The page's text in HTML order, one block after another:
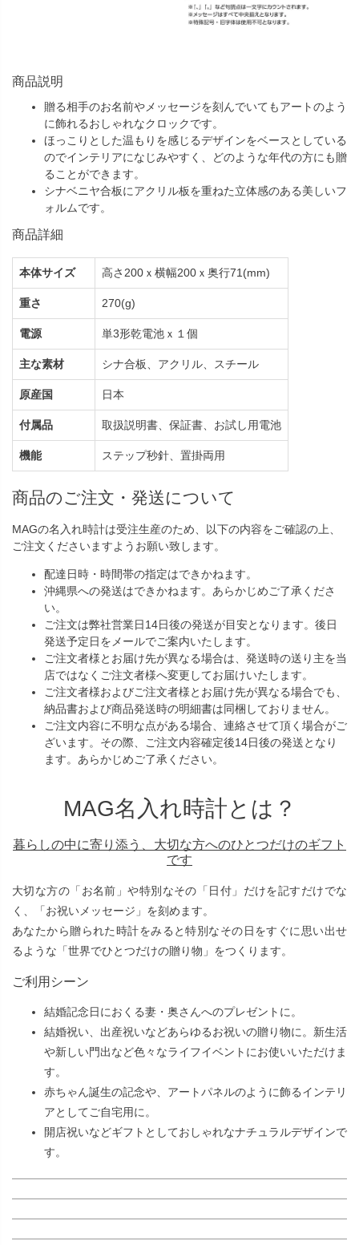
商品説明
贈る相手のお名前やメッセージを刻んでいてもアートのよう
に飾れるおしゃれなクロックです。
ほっこりとした温もりを感じるデザインをベースとしている
のでインテリアになじみやすく、どのような年代の方にも贈
ることができます。
シナベニヤ合板にアクリル板を重ねた立体感のある美しいフ
ォルムです。
商品詳細
本体サイズ 高さ200ｘ横幅200ｘ奥行71(mm)
重さ 270(g)
電源 単3形乾電池ｘ１個
主な素材 シナ合板、アクリル、スチール
原産国 日本
付属品 取扱説明書、保証書、お試し用電池
機能 ステップ秒針、置掛両用
商品のご注文・発送について
MAGの名入れ時計は受注生産のため、以下の内容をご確認の上、
ご注文くださいますようお願い致します。
配達日時・時間帯の指定はできかねます。
沖縄県への発送はできかねます。あらかじめご了承くださ
い。
ご注文は弊社営業日14日後の発送が目安となります。後日
発送予定日をメールでご案内いたします。
ご注文者様とお届け先が異なる場合は、発送時の送り主を当
店ではなくご注文者様へ変更してお届けいたします。
ご注文者様およびご注文者様とお届け先が異なる場合でも、
納品書および商品発送時の明細書は同梱しておりません。
ご注文内容に不明な点がある場合、連絡させて頂く場合がご
ざいます。その際、ご注文内容確定後14日後の発送となり
ます。あらかじめご了承ください。
MAG名入れ時計とは？
暮らしの中に寄り添う、大切な方へのひとつだけのギフト
です
大切な方の「お名前」や特別なその「日付」だけを記すだけでな
く、「お祝いメッセージ」を刻めます。
あなたから贈られた時計をみると特別なその日をすぐに思い出せ
るような「世界でひとつだけの贈り物」をつくります。
ご利用シーン
結婚記念日におくる妻・奥さんへのプレゼントに。
結婚祝い、出産祝いなどあらゆるお祝いの贈り物に。新生活
や新しい門出など色々なライフイベントにお使いいただけま
す。
赤ちゃん誕生の記念や、アートパネルのように飾るインテリ
アとしてご自宅用に。
開店祝いなどギフトとしておしゃれなナチュラルデザインで
す。